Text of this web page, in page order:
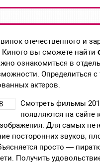
отечественного и
вы сможете найти
ознакомиться в
актеров.
Смотреть фильмы
появляются на сайте
Для самых
посторонних звуков,
просто —
Получить